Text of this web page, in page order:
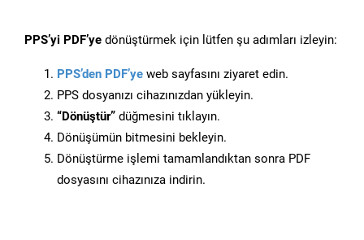
PPS’yi PDF’ye dönüştürmek için lütfen şu adımları izleyin:
PPS’den PDF’ye web sayfasını ziyaret edin.
PPS dosyanızı cihazınızdan yükleyin.
“Dönüştür” düğmesini tıklayın.
Dönüşümün bitmesini bekleyin.
Dönüştürme işlemi tamamlandıktan sonra PDF
dosyasını cihazınıza indirin.